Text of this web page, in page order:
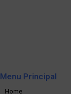
Menu Principal
Home